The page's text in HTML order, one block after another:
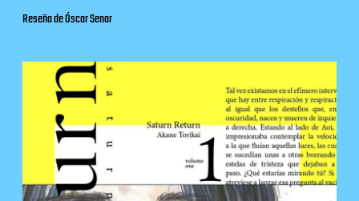
Reseña de Óscar Senar